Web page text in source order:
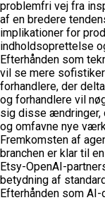
problemfri vej fra
af en bredere
implikationer for
indholdsoprettelse
Efterhånden som
vil se mere
forhandlere, der
og forhandlere vil
sig disse ændringer,
og omfavne nye
Fremkomsten af
branchen er klar til
Etsy-OpenAI-
betydning af
Efterhånden som